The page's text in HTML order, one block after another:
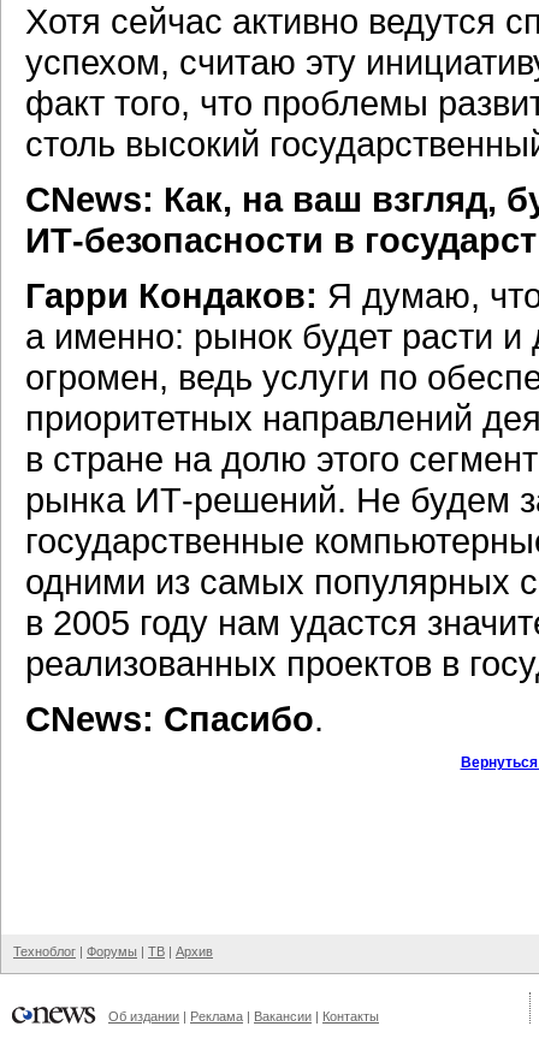
Хотя сейчас активно ведутся
успехом, считаю эту
факт того, что проблемы
столь высокий
CNews: Как, на ваш взгляд,
ИТ-безопасности в
Гарри Кондаков: Я думаю,
а именно: рынок будет расти
огромен, ведь услуги по
приоритетных направлений
в стране на долю этого
рынка ИТ-решений. Не будем
государственные
одними из самых популярных
в 2005 году нам удастся
реализованных проектов в
CNews: Спасибо.
Техноблог | Форумы | ТВ | Архив
Об издании | Реклама | Вакансии | Контакты